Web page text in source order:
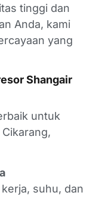
tinggi dan
Anda, kami
yang
Shangair
untuk
suhu, dan